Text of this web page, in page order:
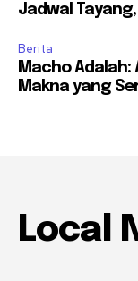
Jadwal
Berita
Macho Adalah:
Makna yang
Local